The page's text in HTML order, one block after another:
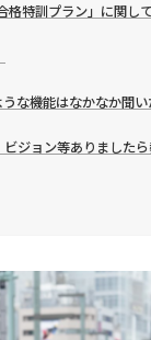
特訓プラン」に関し
な機能はなかなか聞
ジョン等ありましたら